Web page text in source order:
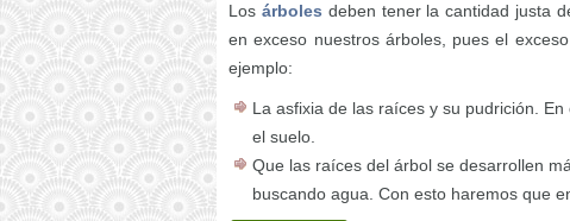
Los árboles deben tener la cantidad justa
en exceso nuestros árboles, pues el
ejemplo:
La asfixia de las raíces y su pudrición.
el suelo.
Que las raíces del árbol se desarrollen
buscando agua. Con esto haremos que